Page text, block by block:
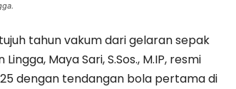
tahun vakum dari gelaran sepak
Maya Sari, S.Sos., M.IP, resmi
dengan tendangan bola pertama di